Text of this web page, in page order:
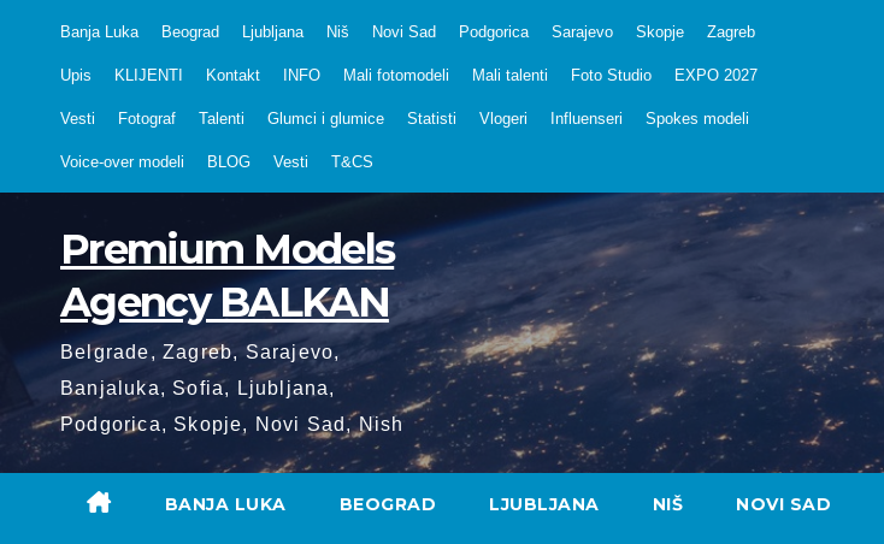
Banja Luka Beograd Ljubljana Niš Novi Sad Podgorica Sarajevo Skopje Zagreb
Upis KLIJENTI Kontakt INFO Mali fotomodeli Mali talenti Foto Studio EXPO 2027
Vesti Fotograf Talenti Glumci i glumice Statisti Vlogeri Influenseri Spokes modeli
Voice-over modeli BLOG Vesti T&CS
Premium Models
Agency BALKAN
Belgrade, Zagreb, Sarajevo,
Banjaluka, Sofia, Ljubljana,
Podgorica, Skopje, Novi Sad, Nish
BANJA LUKA BEOGRAD LJUBLJANA NIŠ NOVI SAD